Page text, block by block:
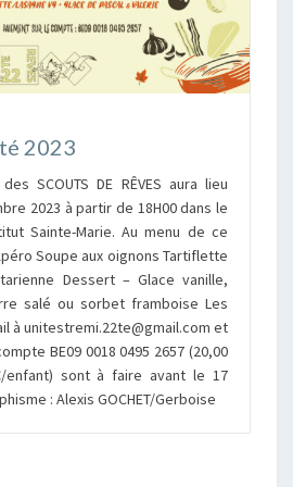
2023
SCOUTS DE RÊVES aura lieu
2023 à partir de 18H00 dans le
Sainte-Marie. Au menu de ce
Soupe aux oignons Tartiflette
Dessert – Glace vanille,
salé ou sorbet framboise Les
à unitestremi.22te@gmail.com et
BE09 0018 0495 2657 (20,00
enfant) sont à faire avant le 17
: Alexis GOCHET/Gerboise